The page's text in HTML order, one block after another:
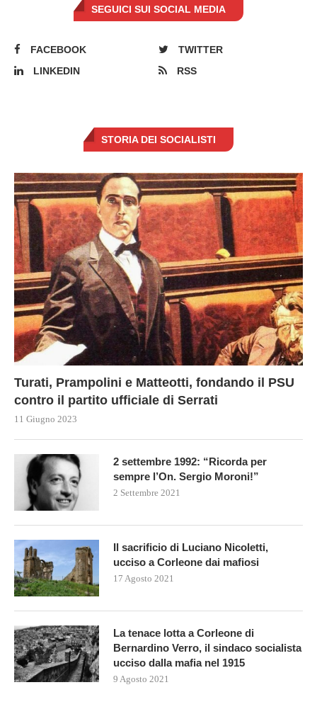
SEGUICI SUI SOCIAL MEDIA
FACEBOOK
TWITTER
LINKEDIN
RSS
STORIA DEI SOCIALISTI
Turati, Prampolini e Matteotti, fondando il PSU
contro il partito ufficiale di Serrati
11 Giugno 2023
2 settembre 1992: “Ricorda per
sempre l’On. Sergio Moroni!”
2 Settembre 2021
Il sacrificio di Luciano Nicoletti,
ucciso a Corleone dai mafiosi
17 Agosto 2021
La tenace lotta a Corleone di
Bernardino Verro, il sindaco socialista
ucciso dalla mafia nel 1915
9 Agosto 2021